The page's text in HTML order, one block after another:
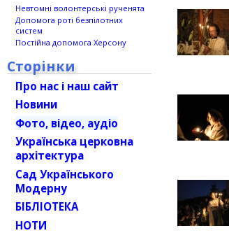
Невтомні волонтерські рученята
Допомога роті безпілотних
систем
Постійна допомога Херсону
Сторінки
Про нас і наш сайт
Новини
Фото, відео, аудіо
Українська церковна
архітектура
Сад Українського
Модерну
БІБЛІОТЕКА
НОТИ